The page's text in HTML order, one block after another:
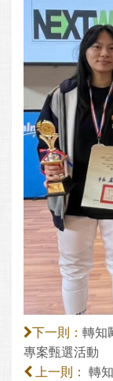
下一則： 轉知
專案甄選活動
上一則：
轉